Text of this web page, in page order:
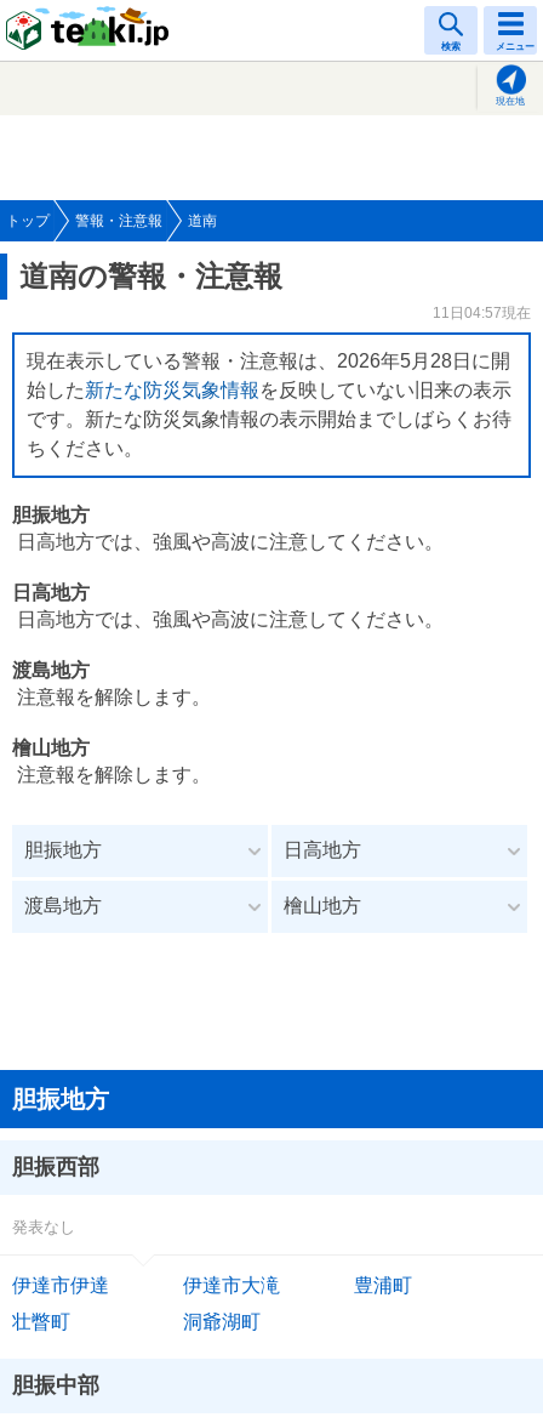
検索 メニュー
現在地
トップ 警報・注意報 道南
道南の警報・注意報
11日04:57現在
現在表示している警報・注意報は、2026年5月28日に開
始した新たな防災気象情報 を反映していない旧来の表示
です。新たな防災気象情報の表示開始までしばらくお待
ちください。
胆振地方
日高地方では、強風や高波に注意してください。
日高地方
日高地方では、強風や高波に注意してください。
渡島地方
注意報を解除します。
檜山地方
注意報を解除します。
胆振地方 日高地方
渡島地方 檜山地方
胆振地方
胆振西部
発表なし
伊達市伊達 伊達市大滝
豊浦町
壮瞥町
洞爺湖町
胆振中部